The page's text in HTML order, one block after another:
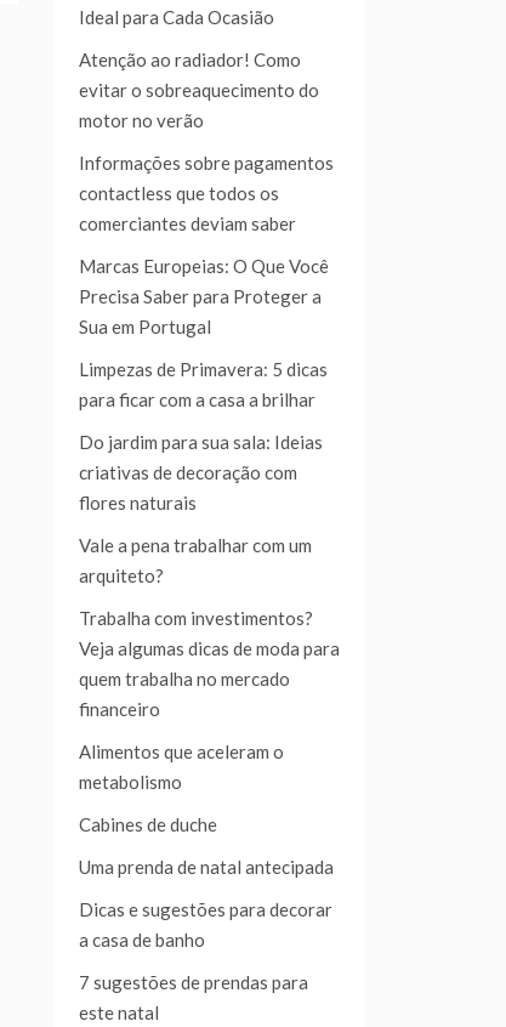
Ideal para Cada Ocasião
Atenção ao radiador! Como
evitar o sobreaquecimento do
motor no verão
Informações sobre pagamentos
contactless que todos os
comerciantes deviam saber
Marcas Europeias: O Que Você
Precisa Saber para Proteger a
Sua em Portugal
Limpezas de Primavera: 5 dicas
para ficar com a casa a brilhar
Do jardim para sua sala: Ideias
criativas de decoração com
flores naturais
Vale a pena trabalhar com um
arquiteto?
Trabalha com investimentos?
Veja algumas dicas de moda para
quem trabalha no mercado
financeiro
Alimentos que aceleram o
metabolismo
Cabines de duche
Uma prenda de natal antecipada
Dicas e sugestões para decorar
a casa de banho
7 sugestões de prendas para
este natal